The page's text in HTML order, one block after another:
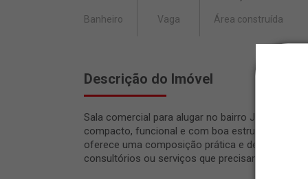
Banheiro Vaga Área construída
Descrição do Imóvel
Sala comercial para alugar no bairro Jd. São
compacto, funcional e com boa estrutura para
oferece uma composição prática e de fácil
consultórios ou serviços que precisam de um